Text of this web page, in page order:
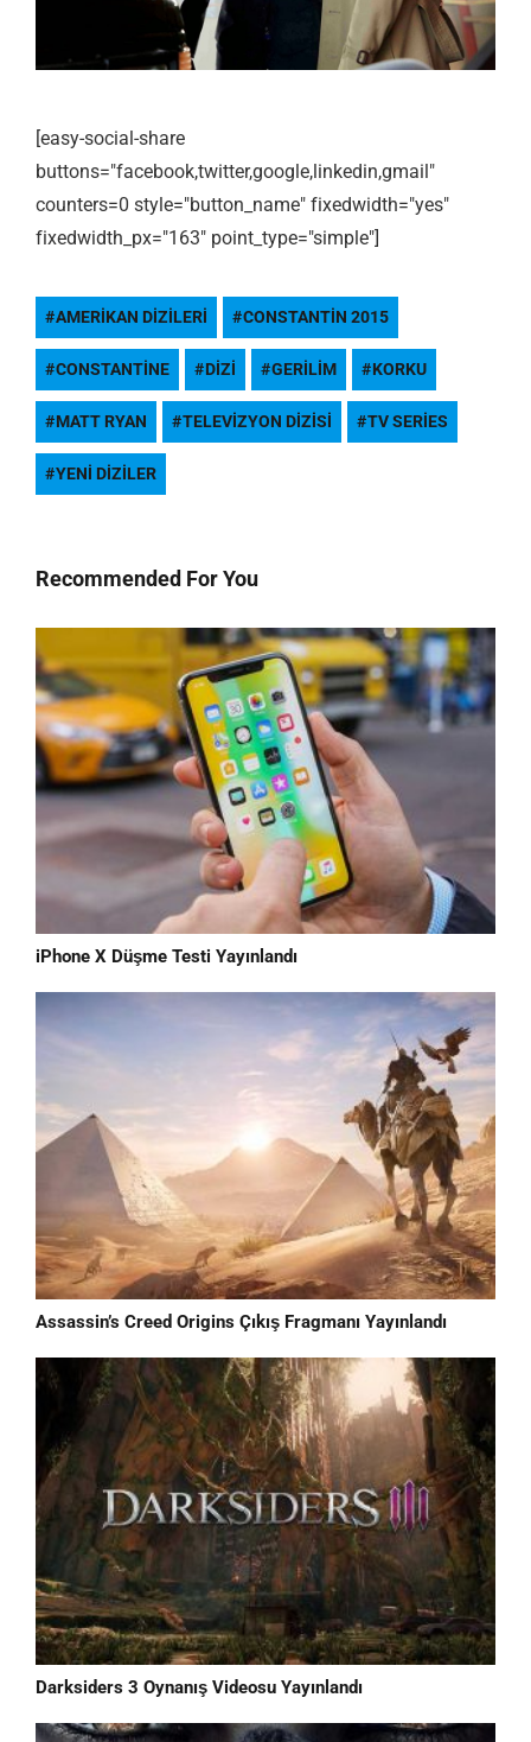
[easy-social-share
buttons="facebook,twitter,google,linkedin,gmail"
counters=0 style="button_name" fixedwidth="yes"
fixedwidth_px="163" point_type="simple"]
AMERIKAN DIZILERI CONSTANTIN 2015
CONSTANTINE DIZI GERILIM KORKU
MATT RYAN TELEVIZYON DIZISI TV SERIES
YENI DIZILER
Recommended For You
iPhone X Düşme Testi Yayınlandı
Assassin’s Creed Origins Çıkış Fragmanı Yayınlandı
Darksiders 3 Oynanış Videosu Yayınlandı